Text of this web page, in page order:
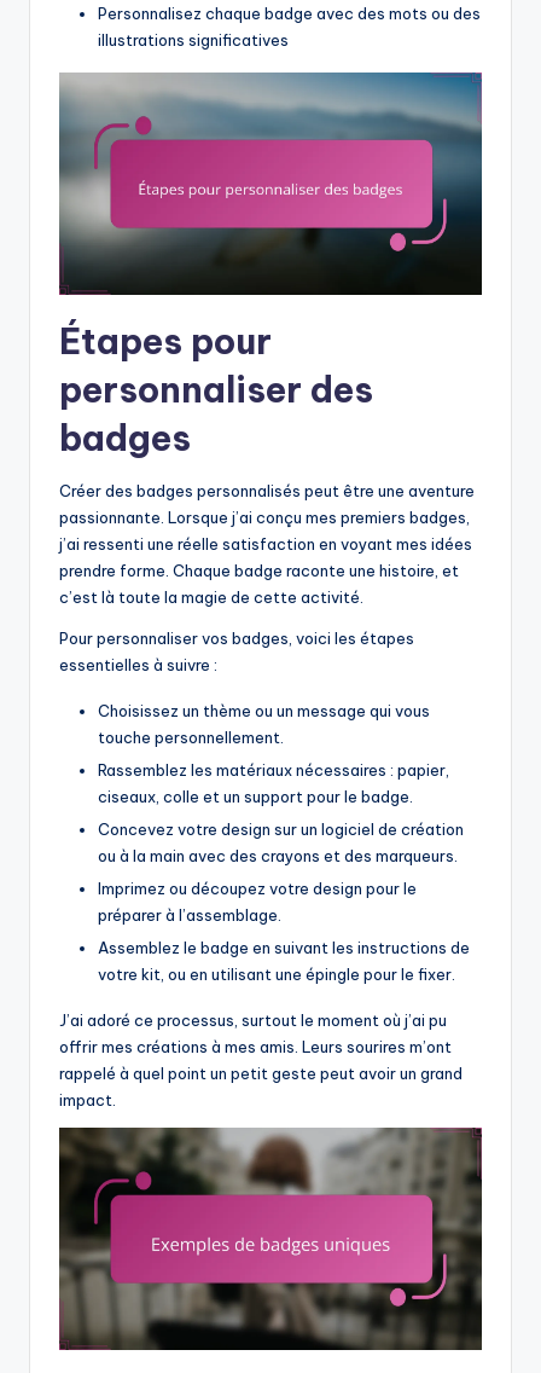
Personnalisez chaque badge avec des mots ou des
illustrations significatives
Étapes pour
personnaliser des
badges
Créer des badges personnalisés peut être une aventure
passionnante. Lorsque j’ai conçu mes premiers badges,
j’ai ressenti une réelle satisfaction en voyant mes idées
prendre forme. Chaque badge raconte une histoire, et
c’est là toute la magie de cette activité.
Pour personnaliser vos badges, voici les étapes
essentielles à suivre :
Choisissez un thème ou un message qui vous
touche personnellement.
Rassemblez les matériaux nécessaires : papier,
ciseaux, colle et un support pour le badge.
Concevez votre design sur un logiciel de création
ou à la main avec des crayons et des marqueurs.
Imprimez ou découpez votre design pour le
préparer à l’assemblage.
Assemblez le badge en suivant les instructions de
votre kit, ou en utilisant une épingle pour le fixer.
J’ai adoré ce processus, surtout le moment où j’ai pu
offrir mes créations à mes amis. Leurs sourires m’ont
rappelé à quel point un petit geste peut avoir un grand
impact.